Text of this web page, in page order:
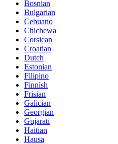
Bosnian
Bulgarian
Cebuano
Chichewa
Corsican
Croatian
Dutch
Estonian
Filipino
Finnish
Frisian
Galician
Georgian
Gujarati
Haitian
Hausa